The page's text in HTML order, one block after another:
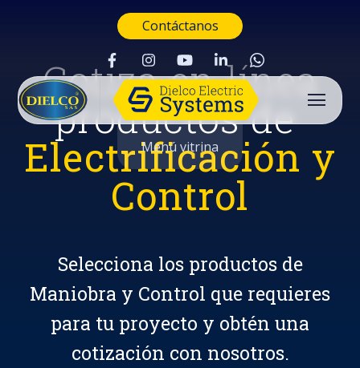
Contáctanos
Menú vitrina
Cotiza en línea
productos de
Electrificación y
Control
Selecciona los productos de
Maniobra y Control que requieres
para tu proyecto y obtén una
cotización con nosotros.